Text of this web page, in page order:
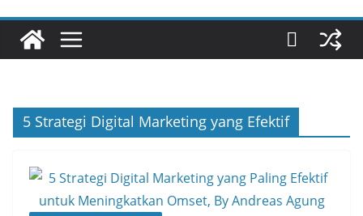
5 Strategi Digital Marketing yang Efektif